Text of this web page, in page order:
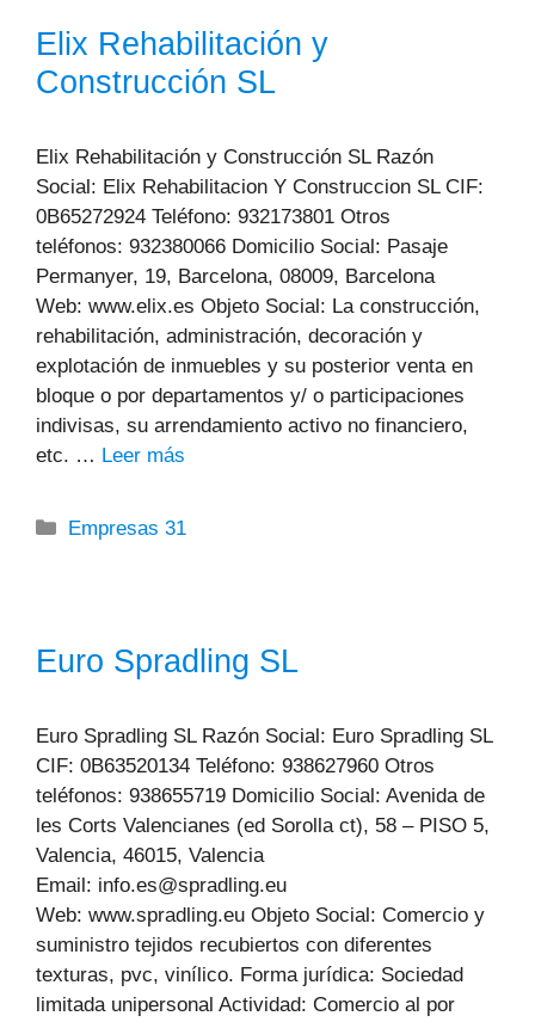
Elix Rehabilitación y
Construcción SL
Elix Rehabilitación y Construcción SL Razón
Social: Elix Rehabilitacion Y Construccion SL CIF:
0B65272924 Teléfono: 932173801 Otros
teléfonos: 932380066 Domicilio Social: Pasaje
Permanyer, 19, Barcelona, 08009, Barcelona
Web: www.elix.es Objeto Social: La construcción,
rehabilitación, administración, decoración y
explotación de inmuebles y su posterior venta en
bloque o por departamentos y/ o participaciones
indivisas, su arrendamiento activo no financiero,
etc. … Leer más
Categorías
Empresas 31
Euro Spradling SL
Euro Spradling SL Razón Social: Euro Spradling SL
CIF: 0B63520134 Teléfono: 938627960 Otros
teléfonos: 938655719 Domicilio Social: Avenida de
les Corts Valencianes (ed Sorolla ct), 58 – PISO 5,
Valencia, 46015, Valencia
Email: info.es@spradling.eu
Web: www.spradling.eu Objeto Social: Comercio y
suministro tejidos recubiertos con diferentes
texturas, pvc, vinílico. Forma jurídica: Sociedad
limitada unipersonal Actividad: Comercio al por